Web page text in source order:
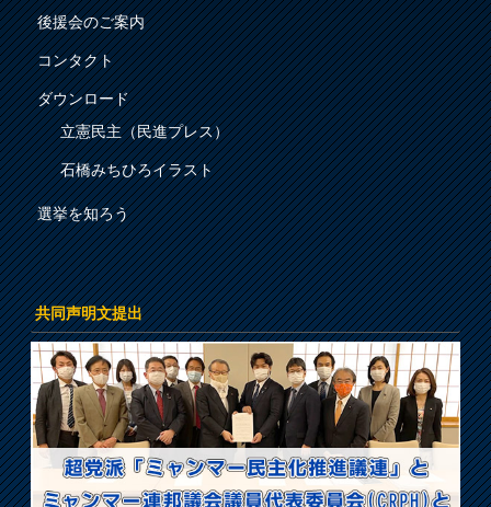
後援会のご案内
コンタクト
ダウンロード
立憲民主（民進プレス）
石橋みちひろイラスト
選挙を知ろう
共同声明文提出